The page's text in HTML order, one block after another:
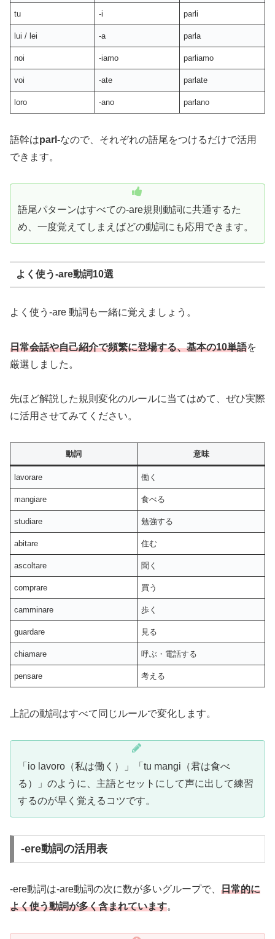
tu -i parli
lui / lei -a parla
noi -iamo parliamo
voi -ate parlate
loro -ano parlano
語幹はparl-なので、それぞれの語尾をつけるだけで活用
できます。
語尾パターンはすべての-are規則動詞に共通するた
め、一度覚えてしまえばどの動詞にも応用できます。
よく使う-are動詞10選
よく使う-are 動詞も一緒に覚えましょう。
日常会話や自己紹介で頻繁に登場する、基本の10単語を
厳選しました。
先ほど解説した規則変化のルールに当てはめて、ぜひ実際
に活用させてみてください。
動詞 意味
lavorare 働く
mangiare 食べる
studiare 勉強する
abitare 住む
ascoltare 聞く
comprare 買う
camminare 歩く
guardare 見る
chiamare 呼ぶ・電話する
pensare 考える
上記の動詞はすべて同じルールで変化します。
「io lavoro（私は働く）」「tu mangi（君は食べ
る）」のように、主語とセットにして声に出して練習
するのが早く覚えるコツです。
-ere動詞の活用表
-ere動詞は-are動詞の次に数が多いグループで、 日常的に
よく使う動詞が多く含まれています。